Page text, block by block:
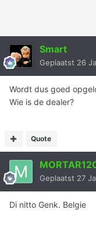
Smart
Geplaatst 26
Wordt dus goed
Wie is de dealer?
Quote
Geplaatst 27
Di nitto Genk. Belgie